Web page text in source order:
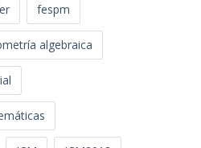
fespm
algebraica